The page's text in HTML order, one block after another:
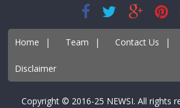
Home | Team | Contact Us |
Disclaimer
Copyright © 2016-25 NEWSI. All